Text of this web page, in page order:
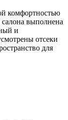
комфортностью
выполнена
и
отсеки
для